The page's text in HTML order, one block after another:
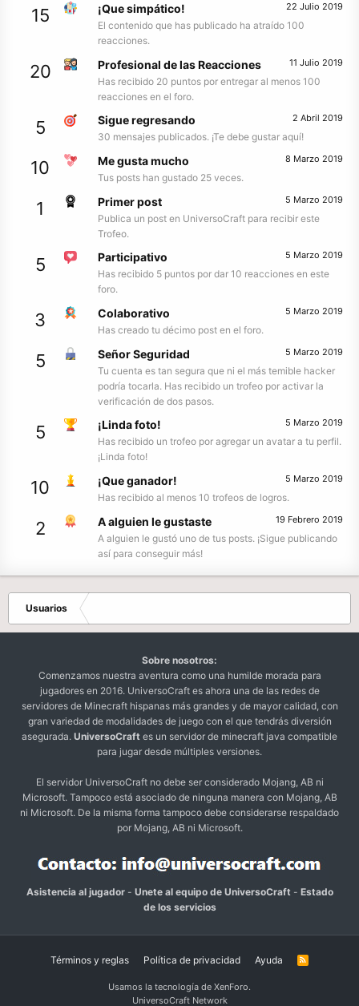
15 22 Julio 2019
¡Que simpático!
El contenido que has publicado ha atraído 100
reacciones.
20 11 Julio 2019
Profesional de las Reacciones
Has recibido 20 puntos por entregar al menos 100
reacciones en el foro.
5 2 Abril 2019
Sigue regresando
30 mensajes publicados. ¡Te debe gustar aquí!
10 8 Marzo 2019
Me gusta mucho
Tus posts han gustado 25 veces.
1 5 Marzo 2019
Primer post
Publica un post en UniversoCraft para recibir este
Trofeo.
5 5 Marzo 2019
Participativo
Has recibido 5 puntos por dar 10 reacciones en este
foro.
3 5 Marzo 2019
Colaborativo
Has creado tu décimo post en el foro.
5 5 Marzo 2019
Señor Seguridad
Tu cuenta es tan segura que ni el más temible hacker
podría tocarla. Has recibido un trofeo por activar la
verificación de dos pasos.
5 5 Marzo 2019
¡Linda foto!
Has recibido un trofeo por agregar un avatar a tu perfil.
¡Linda foto!
10 5 Marzo 2019
¡Que ganador!
Has recibido al menos 10 trofeos de logros.
2 19 Febrero 2019
A alguien le gustaste
A alguien le gustó uno de tus posts. ¡Sigue publicando
así para conseguir más!
Usuarios
Sobre nosotros:
Comenzamos nuestra aventura como una humilde morada para
jugadores en 2016. UniversoCraft es ahora una de las redes de
servidores de Minecraft hispanas más grandes y de mayor calidad, con
gran variedad de modalidades de juego con el que tendrás diversión
asegurada. UniversoCraft es un servidor de minecraft java compatible
para jugar desde múltiples versiones.
El servidor UniversoCraft no debe ser considerado Mojang, AB ni
Microsoft. Tampoco está asociado de ninguna manera con Mojang, AB
ni Microsoft. De la misma forma tampoco debe considerarse respaldado
por Mojang, AB ni Microsoft.
Asistencia al jugador- Unete al equipo de UniversoCraft - Estado
de los servicios
Términos y reglas Política de privacidad Ayuda
R
Usamos la tecnología de XenForo.
UniversoCraft Network